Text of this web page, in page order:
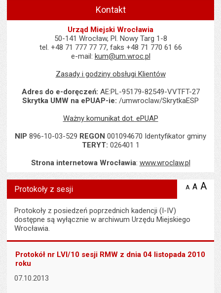
Kontakt
Urząd Miejski Wrocławia
50-141 Wrocław, Pl. Nowy Targ 1-8
tel. +48 71 777 77 77, faks +48 71 770 61 66
e-mail: kum@um.wroc.pl
Zasady i godziny obsługi Klientów
Adres do e-doręczeń: AE:PL-95179-82549-VVTFT-27
Skrytka UMW na ePUAP-ie: /umwroclaw/SkrytkaESP
Ważny komunikat dot. ePUAP
NIP 896-10-03-529 REGON 001094670 Identyfikator gminy
TERYT: 026401 1
Strona internetowa Wrocławia: www.wroclaw.pl
Protokoły z sesji A zmniejsz
A A
Protokoły z posiedzeń poprzednich kadencji (I-IV)
dostępne są wyłącznie w archiwum Urzędu Miejskiego
Wrocławia.
Protokół nr LVI/10 sesji RMW z dnia 04 listopada 2010
roku
07.10.2013